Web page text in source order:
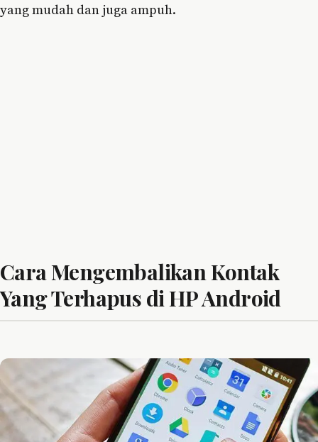
yang mudah dan juga ampuh.
Cara Mengembalikan Kontak
Yang Terhapus di HP Android